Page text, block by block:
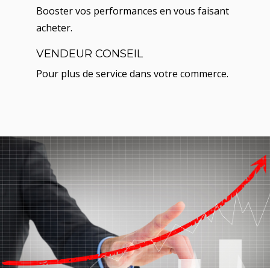
Booster vos performances en vous faisant
acheter.
VENDEUR CONSEIL
Pour plus de service dans votre commerce.